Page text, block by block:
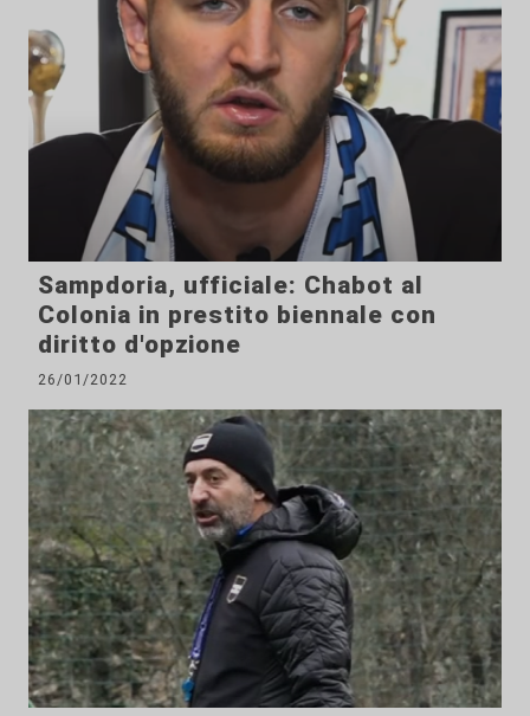
Sampdoria, ufficiale: Chabot al
Colonia in prestito biennale con
diritto d'opzione
26/01/2022